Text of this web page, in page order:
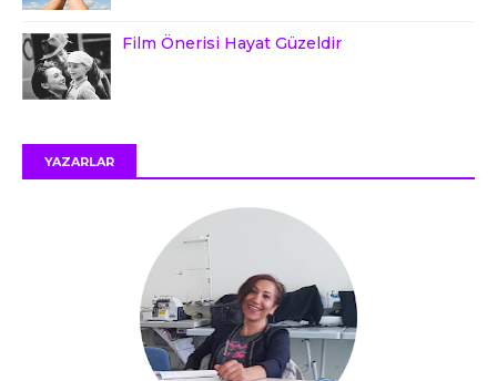
Film Önerisi Hayat Güzeldir
YAZARLAR